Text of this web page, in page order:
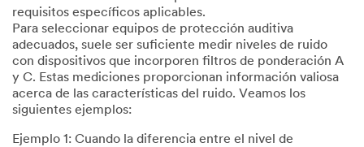
requisitos específicos aplicables.
Para seleccionar equipos de protección auditiva
adecuados, suele ser suficiente medir niveles de ruido
con dispositivos que incorporen filtros de ponderación A
y C. Estas mediciones proporcionan información valiosa
acerca de las características del ruido. Veamos los
siguientes ejemplos:
Ejemplo 1: Cuando la diferencia entre el nivel de